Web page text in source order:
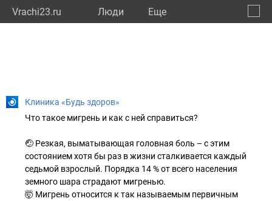
Vrachi23.ru Люди Eще
Клиника «Будь здоров»
Что такое мигрень и как с ней справиться?
🤕 Резкая, выматывающая головная боль – с этим
состоянием хотя бы раз в жизни сталкивается каждый
седьмой взрослый. Порядка 14 % от всего населения
земного шара страдают мигренью.
🤯 Мигрень относится к так называемым первичным